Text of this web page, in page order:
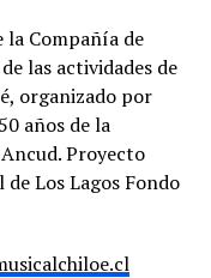
la Compañía de
las actividades de
organizado por
años de la
Proyecto
Los Lagos Fondo